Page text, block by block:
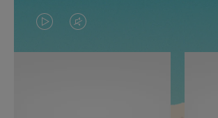
O
VÍDEO
O
VÍDEO